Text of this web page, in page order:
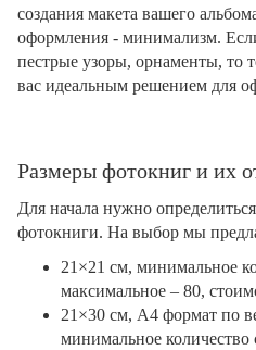
создания макета вашего
оформления - минимализм.
пестрые узоры, орнаменты, то
вас идеальным решением для
Размеры фотокниг и их
Для начала нужно
фотокниги. На выбор мы
21×21 см, минимальное
максимальное – 80,
21×30 см, А4 формат по
минимальное количество